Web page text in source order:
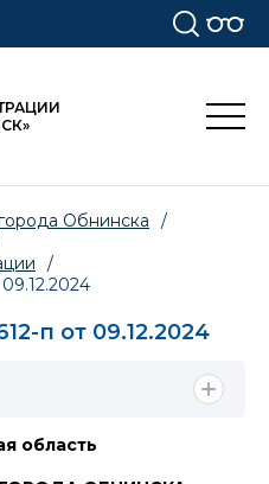
Обнинска
/
/
п от 09.12.2024
область